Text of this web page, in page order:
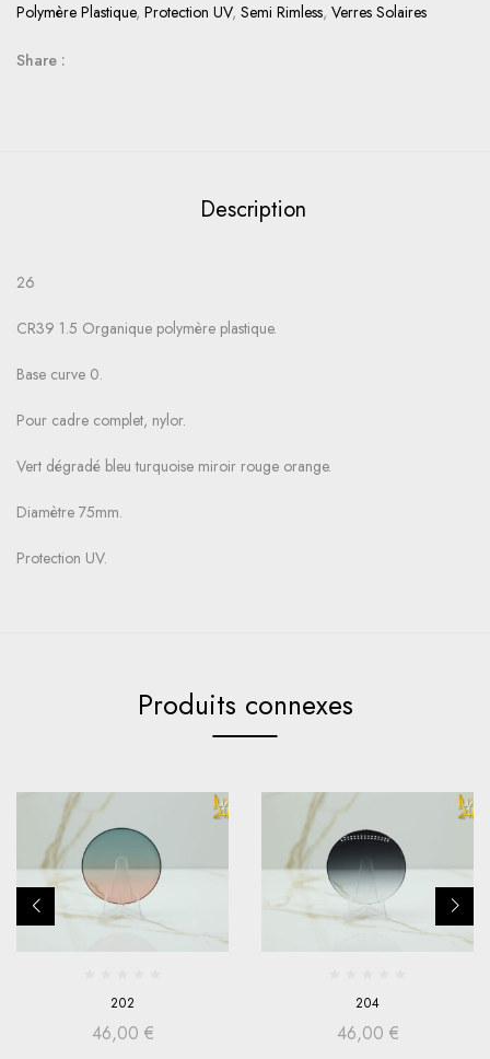
Polymère Plastique, Protection UV, Semi Rimless, Verres Solaires
Share :
Description
26
CR39 1.5 Organique polymère plastique.
Base curve 0.
Pour cadre complet, nylor.
Vert dégradé bleu turquoise miroir rouge orange.
Diamètre 75mm.
Protection UV.
Produits connexes
202
46,00 €
204
46,00 €